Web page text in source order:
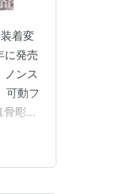
着変
に発売
ノンス
可動フ
彫製